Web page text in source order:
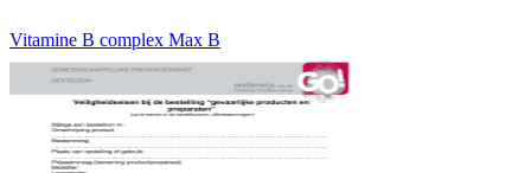
Vitamine B complex Max B